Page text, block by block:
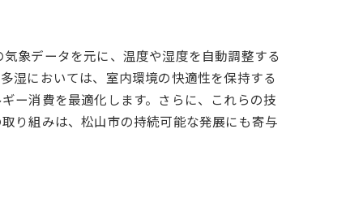
象データを元に、温度や湿度を自動調整する
湿においては、室内環境の快適性を保持する
ー消費を最適化します。さらに、これらの技
り組みは、松山市の持続可能な発展にも寄与